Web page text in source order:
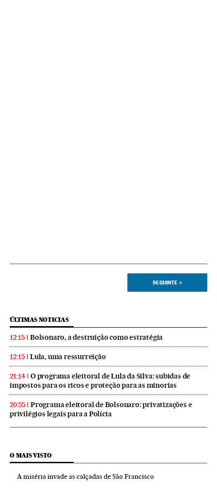
SEGUINTE >
ÚLTIMAS NOTICIAS
12:15 Bolsonaro, a destruição como estratégia
12:15 Lula, uma ressurreição
21:14
O programa eleitoral de Lula da Silva: subidas de
impostos para os ricos e proteção para as minorias
20:55
Programa eleitoral de Bolsonaro: privatizações e
privilégios legais para a Polícia
O MAIS VISTO
A miséria invade as calçadas de São Francisco